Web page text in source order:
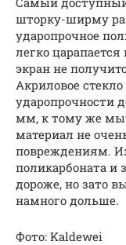
шторку-ширму
ударопрочное
легко
экран не
Акриловое
ударопрочности
мм, к тому же
материал не
повреждениям.
поликарбоната и
дороже, но зато
намного дольше.
Фото: Kaldewei